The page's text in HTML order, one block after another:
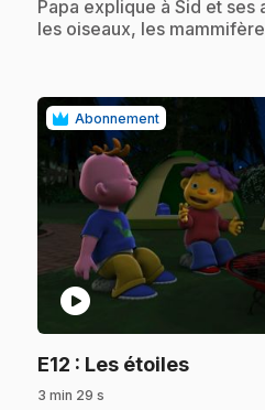
.Papa explique à Sid et ses
les oiseaux, les
Abonnement
play_circle
E12 : Les étoiles.
3 min 29 s